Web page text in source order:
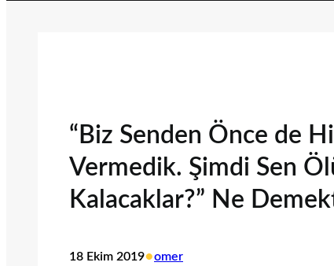
“Biz Senden Önce de
Vermedik. Şimdi Sen
Kalacaklar?” Ne
18 Ekim 2019•omer